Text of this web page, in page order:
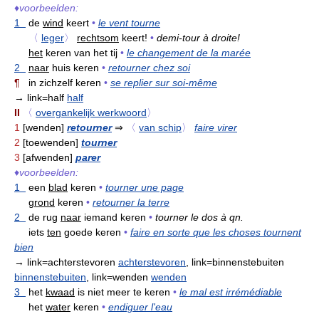
♦voorbeelden:
1
de wind keert • le vent tourne
〈 leger〉 rechtsom keert! • demi-tour à droite!
het keren van het tij • le changement de la marée
2
naar huis keren • retourner chez soi
¶ in zichzelf keren • se replier sur soi-même
→ link=half half
II
〈 overgankelijk werkwoord〉
1 [wenden] retourner⇒ 〈 van schip〉
faire virer
2 [toewenden] tourner
3 [afwenden] parer
♦voorbeelden:
1
een blad keren • tourner une page
grond keren • retourner la terre
2
de rug naar iemand keren • tourner le dos à qn.
iets ten goede keren • faire en sorte que les choses tournent
bien
→ link=achterstevoren achterstevoren , link=binnenstebuiten
binnenstebuiten , link=wenden wenden
3
het kwaad is niet meer te keren • le mal est irrémédiable
het water keren • endiguer l'eau